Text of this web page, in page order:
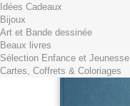
Continuer mes achats
Idées Cadeaux
Bijoux
Art et Bande dessinée
Beaux livres
Sélection Enfance et Jeunesse
Cartes, Coffrets & Coloriages